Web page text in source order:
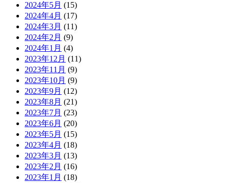
2024年5月 (15)
2024年4月 (17)
2024年3月 (11)
2024年2月 (9)
2024年1月 (4)
2023年12月 (11)
2023年11月 (9)
2023年10月 (9)
2023年9月 (12)
2023年8月 (21)
2023年7月 (23)
2023年6月 (20)
2023年5月 (15)
2023年4月 (18)
2023年3月 (13)
2023年2月 (16)
2023年1月 (18)